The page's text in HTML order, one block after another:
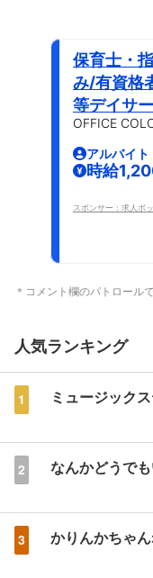
保育士・
み/有資格
等デイサ
OFFICE
アルバイト
時給
スポンサー：求人ボ
＊コメント欄のパトロール
人気ランキング
1 ミュージック
2 なんかどうで
3 かりんかちゃ